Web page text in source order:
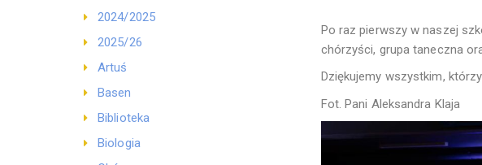
2024/2025
2025/26
Artuś
Basen
Biblioteka
Biologia
Po raz pierwszy w naszej
chórzyści, grupa taneczna
Dziękujemy wszystkim,
Fot. Pani Aleksandra Klaja